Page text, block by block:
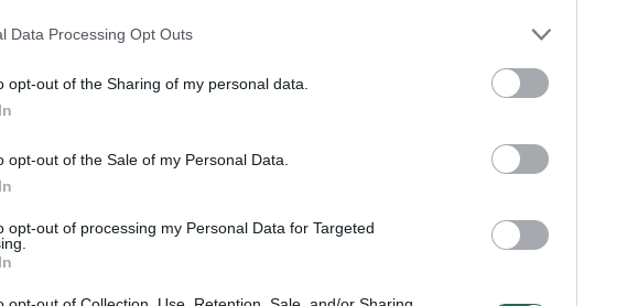
Data Processing Opt Outs
opt-out of the Sharing of my personal data.
opt-out of the Sale of my Personal Data.
opt-out of processing my Personal Data for Targeted
–
kasdienybė – priekabiavimas, patyčios ir